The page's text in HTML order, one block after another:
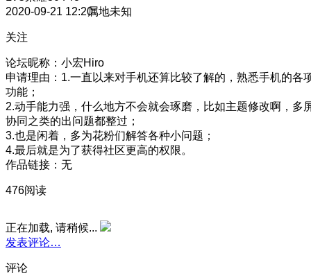
2020-09-21 12:20属地未知
关注
论坛昵称：小宏Hiro
申请理由：1.一直以来对手机还算比较了解的，熟悉手机的各
功能；
2.动手能力强，什么地方不会就会琢磨，比如主题修改啊，多
协同之类的出问题都整过；
3.也是闲着，多为花粉们解答各种小问题；
4.最后就是为了获得社区更高的权限。
作品链接：无
476阅读
正在加载, 请稍候...
发表评论…
评论